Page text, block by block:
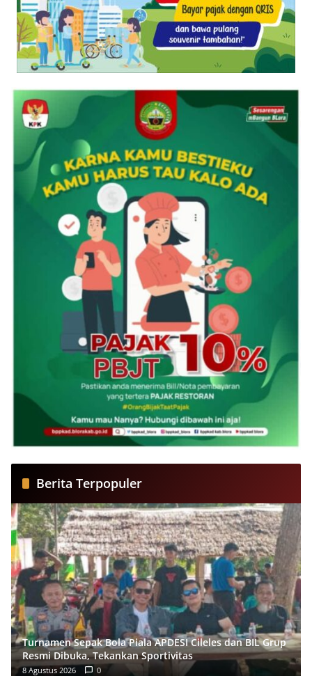
Berita Terpopuler
Turnamen Sepak Bola Piala APDESI Cileles dan BIL Grup
Resmi Dibuka, Tekankan Sportivitas
8 Agustus 2026 0